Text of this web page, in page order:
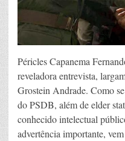
Péricles Capanema
reveladora entrevista,
Grostein Andrade. Como
do PSDB, além de elder
conhecido intelectual
advertência importante,